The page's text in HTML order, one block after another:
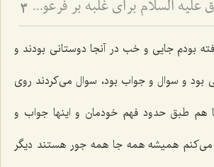
دستور امام صادق علیه السلام برای غلبه بر فرعونیت نفس 3
بودم جایی و خب در آنجا دوستانی بودند و
بود و سوال و جواب بود، سوال می‌كردند روی
هم طبق حدود فهم خودمان و اینها جواب و
همیشه همه جا همه جور هستند دیگر